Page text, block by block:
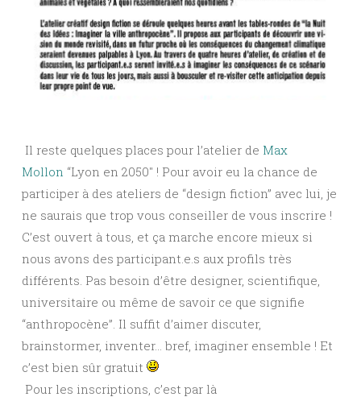
Il reste quelques places pour l’atelier de Max
Mollon “Lyon en 2050″ ! Pour avoir eu la chance de
participer à des ateliers de “design fiction” avec lui, je
ne saurais que trop vous conseiller de vous inscrire !
C’est ouvert à tous, et ça marche encore mieux si
nous avons des participant.e.s aux profils très
différents. Pas besoin d’être designer, scientifique,
universitaire ou même de savoir ce que signifie
“anthropocène”. Il suffit d’aimer discuter,
brainstormer, inventer… bref, imaginer ensemble ! Et
c’est bien sûr gratuit
Pour les inscriptions, c’est par là